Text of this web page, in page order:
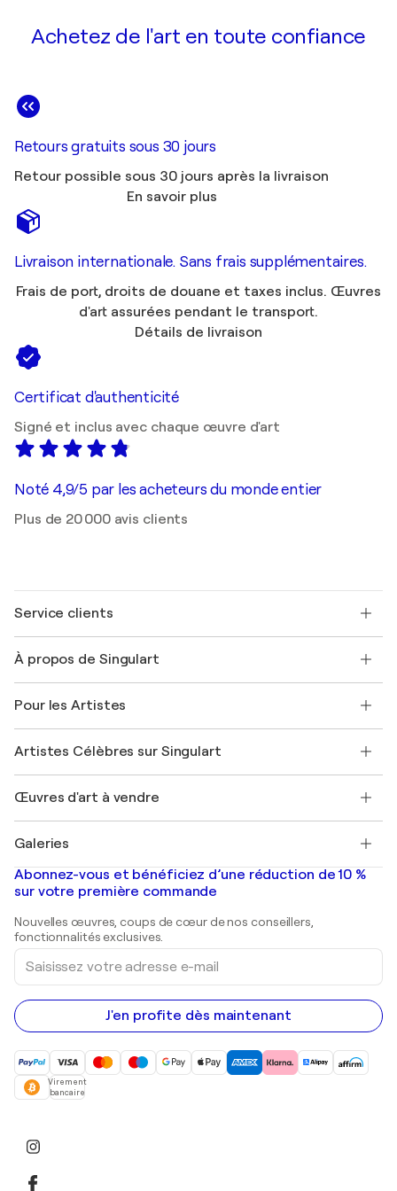
Achetez de l'art en toute confiance
Retours gratuits sous 30 jours
Retour possible sous 30 jours après la livraison
En savoir plus
Livraison internationale. Sans frais supplémentaires.
Frais de port, droits de douane et taxes inclus. Œuvres
d'art assurées pendant le transport.
Détails de livraison
Certificat d'authenticité
Signé et inclus avec chaque œuvre d'art
Noté 4,9/5 par les acheteurs du monde entier
Plus de 20 000 avis clients
Service clients
Expédition
Offrir une carte cadeau
Rejoignez notre programme commercial
Mon compte
+33 1 76 44 06 42
À propos de Singulart
FAQ
Magazine Singulart
Emplois
Découvrez une sélection d'art original
Pour les Artistes
Se connecter en tant qu'Artiste
Artistes Célèbres sur Singulart
Marc Chagall
Banksy
Mr. Brainwash
Shepard Fairey
Œuvres d'art à vendre
Tableaux abstraits à vendre
Peintures de paysage
Estampes
Peintures acryliques
Galeries
Galeries d'art en France
Galeries d'art en Belgique
Abonnez-vous et bénéficiez d’une réduction de 10 %
sur votre première commande
Nouvelles œuvres, coups de cœur de nos conseillers,
fonctionnalités exclusives.
Saisissez
votre
adresse
e-
mail
J'en profite dès maintenant
Virement
bancaire